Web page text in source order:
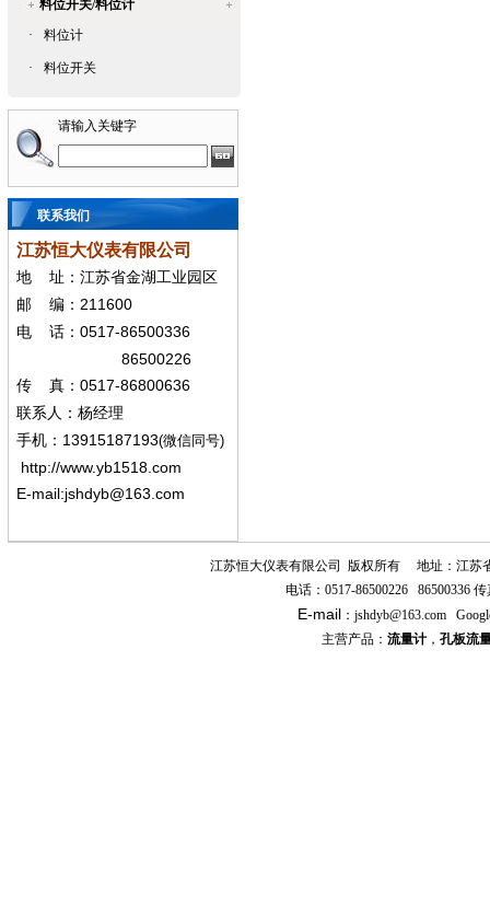
料位开关/料位计
·
料位计
· 料位开关
请输入关键字
联系我们
江苏恒大仪表有限公司
地
址：江苏省金湖工业园区
邮
编： 211600
电 话： 0517-86500336
86500226
传 真： 0517-86800636
联系人：杨经理
手机 ： 13915187193(微信同号)
http://www.yb1518.com
E-mail:jshdyb@163.com
江苏恒大仪表有限公司 版权所有
地址：江苏
电话： 0517-86500226 86500336 传
E-mail ： jshdyb@163.com
主营产品： 流量计， 孔板流